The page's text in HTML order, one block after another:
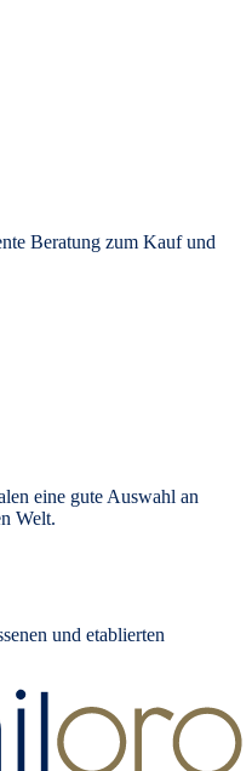
Beratung zum Kauf und
eine gute Auswahl an
Welt.
und etablierten